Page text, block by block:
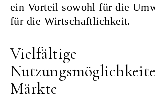
ein Vorteil sowohl für die
für die Wirtschaftlichkeit.
Vielfältige
Märkte